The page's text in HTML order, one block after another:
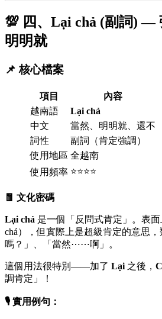
💯 四、Lại chả (副詞) —
明明就
📌 核心檔案
項目
內容
越南語
Lại chả
中文
當然、明明就、還不
詞性
副詞（肯定強調）
使用地區 全越南
使用頻率 ⭐⭐⭐⭐
🧧 文化密碼
Lại chả 是一個「反問式肯定」。表
chả），但實際上是超級肯定的意思
嗎？」、「當然⋯⋯啊」。
這個用法很特別——加了 Lại 之後，
調肯定」！
🎙️ 實用例句：